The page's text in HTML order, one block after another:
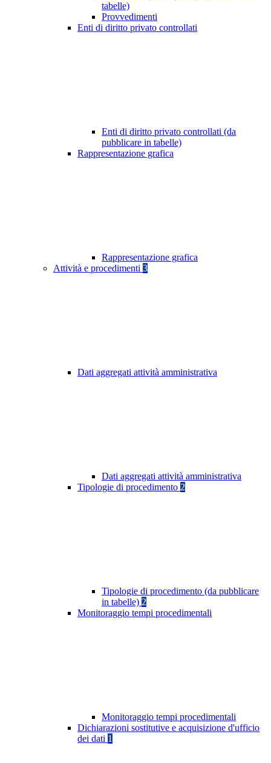
tabelle)
Provvedimenti
Enti di diritto privato controllati
Enti di diritto privato controllati (da
pubblicare in tabelle)
Rappresentazione grafica
Rappresentazione grafica
Attività e procedimenti 3
Dati aggregati attività amministrativa
Dati aggregati attività amministrativa
Tipologie di procedimento 2
Tipologie di procedimento (da pubblicare
in tabelle) 2
Monitoraggio tempi procedimentali
Monitoraggio tempi procedimentali
Dichiarazioni sostitutive e acquisizione d'ufficio
dei dati 1